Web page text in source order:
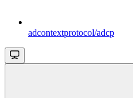
adcontextprotocol/adcp